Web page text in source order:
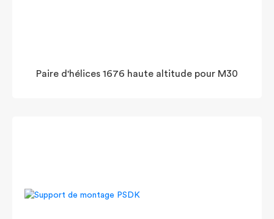
Paire d'hélices 1676 haute altitude pour M30